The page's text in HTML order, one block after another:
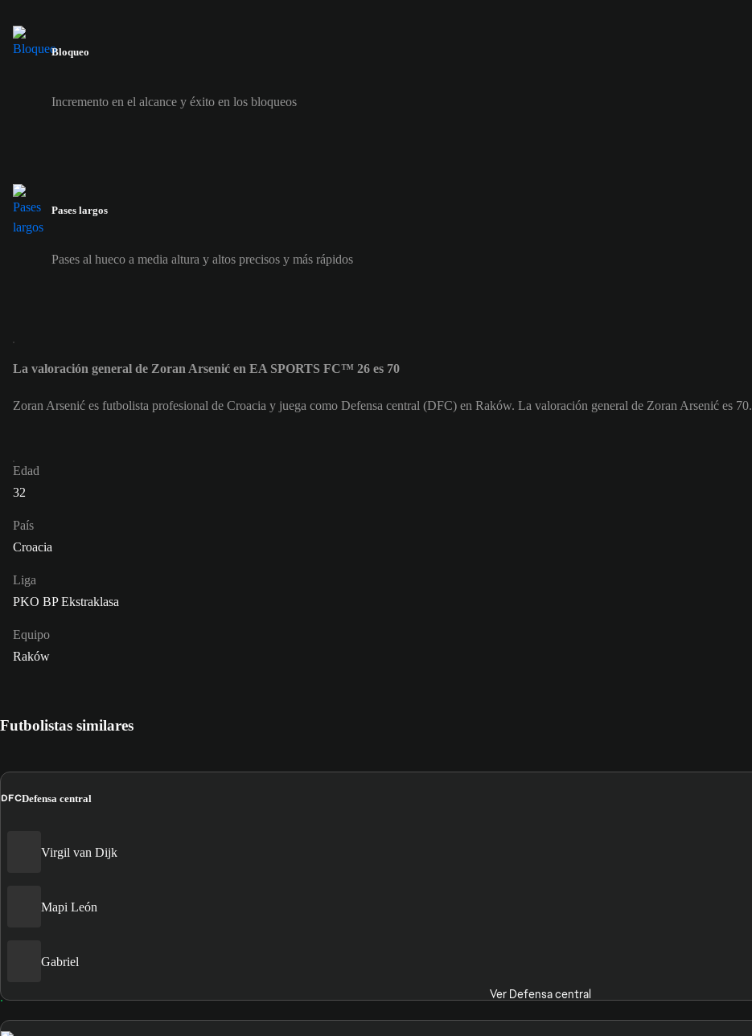
Bloqueo
Incremento en el alcance y éxito en los bloqueos
Pases largos
Pases al hueco a media altura y altos precisos y más rápidos
La valoración general de Zoran Arsenić en EA SPORTS FC™ 26 es 70
Zoran Arsenić es futbolista profesional de Croacia y juega como Defensa central (DFC) en Raków. La valoración general de Zoran Arsenić es 70.
Edad
32
País
Croacia
Liga
PKO BP Ekstraklasa
Equipo
Raków
Futbolistas similares
DFCDefensa central
Virgil van Dijk
Mapi León
Gabriel
Ver Defensa central